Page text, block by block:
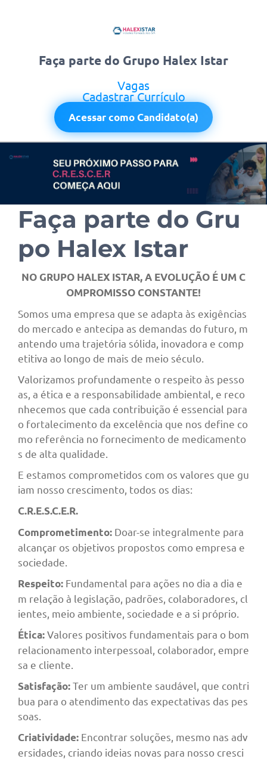
Faça parte do Grupo Halex Istar
Vagas
Cadastrar Currículo
Acessar como Candidato(a)
Faça parte do Gru
po Halex Istar
NO GRUPO HALEX ISTAR, A EVOLUÇÃO É UM C
OMPROMISSO CONSTANTE!
Somos uma empresa que se adapta às exigências
do mercado e antecipa as demandas do futuro, m
antendo uma trajetória sólida, inovadora e comp
etitiva ao longo de mais de meio século.
Valorizamos profundamente o respeito às pesso
as, a ética e a responsabilidade ambiental, e reco
nhecemos que cada contribuição é essencial para
o fortalecimento da excelência que nos define co
mo referência no fornecimento de medicamento
s de alta qualidade.
E estamos comprometidos com os valores que gu
iam nosso crescimento, todos os dias:
C.R.E.S.C.E.R.
Comprometimento: Doar-se integralmente para
alcançar os objetivos propostos como empresa e
sociedade.
Respeito: Fundamental para ações no dia a dia e
m relação à legislação, padrões, colaboradores, cl
ientes, meio ambiente, sociedade e a si próprio.
Ética:Valores positivos fundamentais para o bom
relacionamento interpessoal, colaborador, empre
sa e cliente.
Satisfação:Ter um ambiente saudável, que contri
bua para o atendimento das expectativas das pes
soas.
Criatividade: Encontrar soluções, mesmo nas adv
ersidades, criando ideias novas para nosso cresci